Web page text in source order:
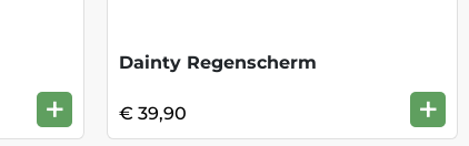
+
Dainty Regenscherm
€ 39,90 +